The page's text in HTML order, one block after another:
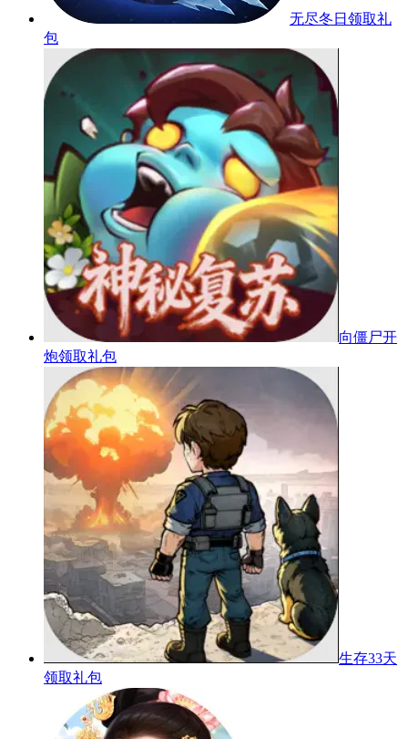
无尽冬日 领取礼
包
向僵尸开
炮领取礼包
生存33天
领取礼包